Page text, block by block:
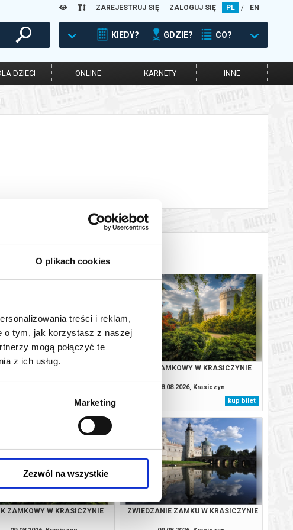
O plikach cookies
treści i reklam,
o tym, jak korzystasz z naszej
mogą połączyć te
z ich usług.
Marketing
Zezwól na wszystkie
ZAREJESTRUJ SIĘ ZALOGUJ SIĘ PL / EN
KIEDY? GDZIE? CO?
DZIECI ONLINE KARNETY INNE
ZAMKU W KRASICZYNIE
kup bilet
PARK ZAMKOWY W KRASICZYNIE
08.08.2026, Krasiczyn
kup bilet
ZAMKOWY W KRASICZYNIE ZWIEDZANIE ZAMKU W KRASICZYNIE